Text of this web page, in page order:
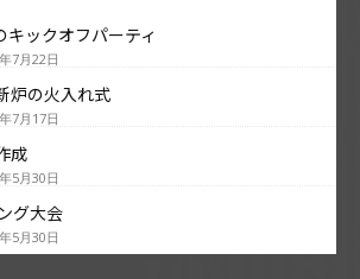
キックオフパーティ
7月22日
炉の火入れ式
7月17日
成
5月30日
グ大会
5月30日